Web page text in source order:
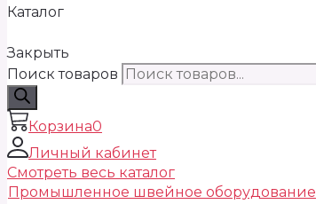
Каталог
Закрыть
Поиск товаров
Корзина0
Личный кабинет
Смотреть весь каталог
Промышленное швейное оборудование